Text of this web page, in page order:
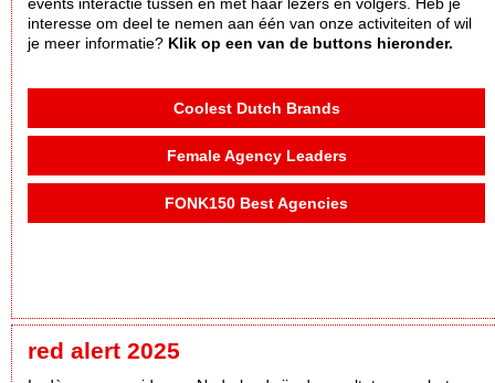
interesse om deel te nemen aan één van onze activiteiten of wil
je meer informatie? Klik op een van de buttons hieronder.
Coolest Dutch Brands
Female Agency Leaders
FONK150 Best Agencies
red alert 2025